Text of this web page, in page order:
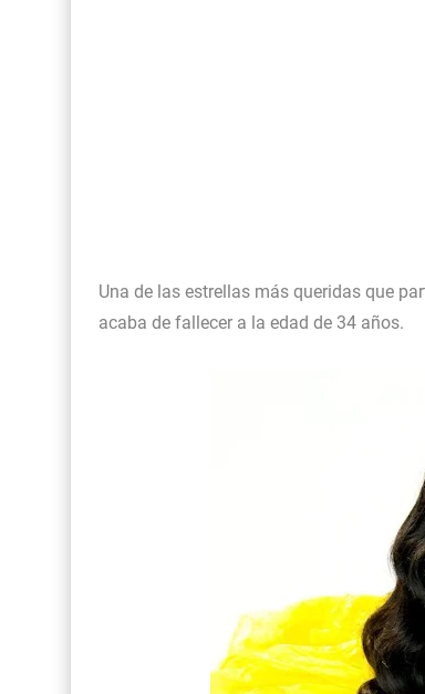
Una de las estrellas más queridas que
acaba de fallecer a la edad de 34 años.